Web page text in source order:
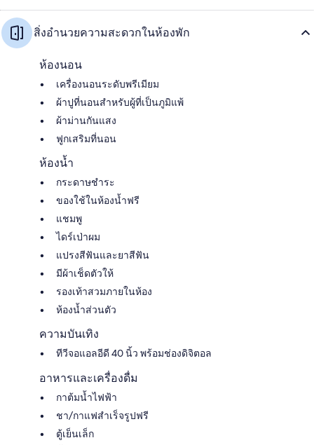
สิ่งอำนวยความสะดวกในห้องพัก
ห้องนอน
เครื่องนอนระดับพรีเมียม
ผ้าปูที่นอนสำหรับผู้ที่เป็นภูมิแพ้
ผ้าม่านกันแสง
ฟูกเสริมที่นอน
ห้องน้ำ
กระดาษชำระ
ของใช้ในห้องน้ำฟรี
แชมพู
ไดร์เป่าผม
แปรงสีฟันและยาสีฟัน
มีผ้าเช็ดตัวให้
รองเท้าสวมภายในห้อง
ห้องน้ำส่วนตัว
ความบันเทิง
ทีวีจอแอลอีดี 40 นิ้ว พร้อมช่องดิจิตอล
อาหารและเครื่องดื่ม
กาต้มน้ำไฟฟ้า
ชา/กาแฟสำเร็จรูปฟรี
ตู้เย็นเล็ก